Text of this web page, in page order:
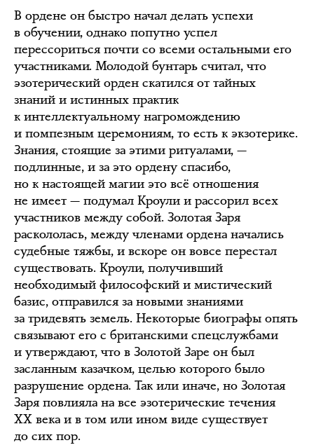
В ордене он быстро начал делать успехи
в обучении, однако попутно успел
перессориться почти со всеми остальными его
участниками. Молодой бунтарь считал, что
эзотерический орден скатился от тайных
знаний и истинных практик
к интеллектуальному нагромождению
и помпезным церемониям, то есть к экзотерике.
Знания, стоящие за этими ритуалами, —
подлинные, и за это ордену спасибо,
но к настоящей магии это всё отношения
не имеет — подумал Кроули и рассорил всех
участников между собой. Золотая Заря
раскололась, между членами ордена начались
судебные тяжбы, и вскоре он вовсе перестал
существовать. Кроули, получивший
необходимый философский и мистический
базис, отправился за новыми знаниями
за тридевять земель. Некоторые биографы опять
связывают его с британскими спецслужбами
и утверждают, что в Золотой Заре он был
засланным казачком, целью которого было
разрушение ордена. Так или иначе, но Золотая
Заря повлияла на все эзотерические течения
XX века и в том или ином виде существует
до сих пор.